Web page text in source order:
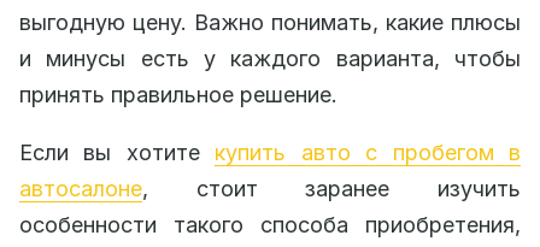
выгодную цену. Важно понимать, какие плюсы
и минусы есть у каждого варианта, чтобы
принять правильное решение.
Если вы хотите купить авто с пробегом в
автосалоне, стоит заранее изучить
особенности такого способа приобретения,